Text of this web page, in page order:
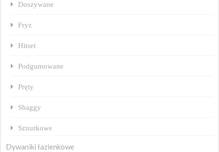
Doszywane
Fryz
Hitset
Podgumowane
Pręty
Shaggy
Sznurkowe
Dywaniki łazienkowe